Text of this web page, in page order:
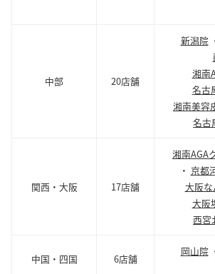
中部 20店舗
新潟院
湘南
名古
湘南美容
名古
関西・大阪 17店舗
湘南AGA
・ 京都
大阪
大阪
西宮
中国・四国 6店舗
岡山院